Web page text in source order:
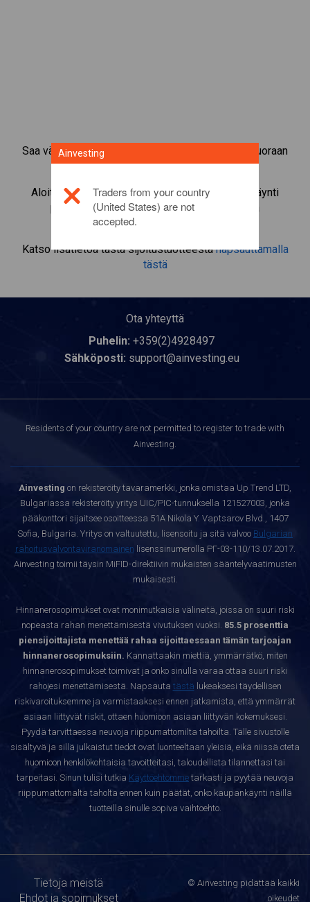
Saa välitön pääsy suosituimpiin raaka-aineisiin suoraan
CFD-kaupankäyntialustaltamme.
Aloita instrumentinBitcoin CashCFD-kaupankäynti
pienimmällä marginaalivakuudella, parhaalla
toteutuksella, jopa 1:200-vivulla.
Katso lisätietoa tästä sijoitustuotteestanapsauttamalla
tästä
Ota yhteyttä
Puhelin: +359(2)4928497
Sähköposti: support@ainvesting.eu
Residents of your country are not permitted to register to trade with
Ainvesting.
Ainvesting on rekisteröity tavaramerkki, jonka omistaa Up Trend LTD,
Bulgariassa rekisteröity yritys UIC/PIC-tunnuksella 121527003, jonka
pääkonttori sijaitsee osoitteessa 51A Nikola Y. Vaptsarov Blvd., 1407
Sofia, Bulgaria. Yritys on valtuutettu, lisensoitu ja sitä valvoo Bulgarian
rahoitusvalvontaviranomainen lisenssinumerolla РГ-03-110/13.07.2017.
Ainvesting toimii täysin MiFID-direktiivin mukaisten sääntelyvaatimusten
mukaisesti.
Hinnanerosopimukset ovat monimutkaisia välineitä, joissa on suuri riski
nopeasta rahan menettämisestä vivutuksen vuoksi. 85.5 prosenttia
piensijoittajista menettää rahaa sijoittaessaan tämän tarjoajan
hinnanerosopimuksiin. Kannattaakin miettiä, ymmärrätkö, miten
hinnanerosopimukset toimivat ja onko sinulla varaa ottaa suuri riski
rahojesi menettämisestä. Napsauta tästä lukeaksesi täydellisen
riskivaroituksemme ja varmistaaksesi ennen jatkamista, että ymmärrät
asiaan liittyvät riskit, ottaen huomioon asiaan liittyvän kokemuksesi.
Pyydä tarvittaessa neuvoja riippumattomilta tahoilta. Tälle sivustolle
sisältyvä ja sillä julkaistut tiedot ovat luonteeltaan yleisiä, eikä niissä oteta
huomioon henkilökohtaisia tavoitteitasi, taloudellista tilannettasi tai
tarpeitasi. Sinun tulisi tutkia Käyttöehtomme tarkasti ja pyytää neuvoja
riippumattomalta taholta ennen kuin päätät, onko kaupankäynti näillä
tuotteilla sinulle sopiva vaihtoehto.
Tietoja meistä
Ehdot ja sopimukset
© Ainvesting pidättää kaikki
oikeudet
Ainvesting
Traders from your country
(United States) are not
accepted.